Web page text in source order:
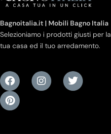
Bagnoitalia.it | Mobili Bagno Italia
Selezioniamo i prodotti giusti per la
tua casa ed il tuo arredamento.